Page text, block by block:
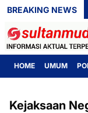
BREAKING NEWS
HOME UMUM
Kejaksaan